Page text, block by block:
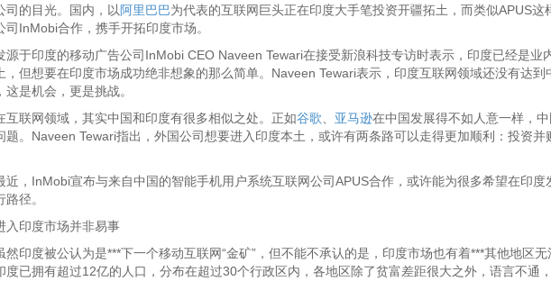
司的目光。国内，以 阿里巴巴为代表的互联网巨头正在印度大手笔投资开疆拓土，而类似APUS
司InMobi合作，携手开拓印度市场。
印度的移动广告公司InMobi CEO Naveen Tewari在接受新浪科技专访时表示，印度已经是业
，但想要在印度市场成功绝非想象的那么简单。Naveen Tewari表示，印度互联网领域还没有达到
这是机会，更是挑战。
网领域，其实中国和印度有很多相似之处。正如谷歌 亚马逊在中国发展得不如人意一样，
题。Naveen Tewari指出，外国公司想要进入印度本土，或许有两条路可以走得更加顺利：投资
InMobi宣布与来自中国的智能手机用户系统互联网公司APUS合作，或许能为很多希望在印度
径。
印度市场并非易事
度被公认为是***下一个移动互联网“金矿”，但不能不承认的是，印度市场也有着***其他地区
度已拥有超过12亿的人口，分布在超过30个行政区内，各地区除了贫富差距很大之外，语言不通